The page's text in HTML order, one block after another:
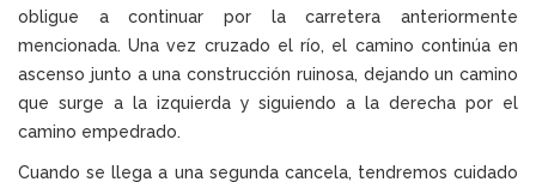
obligue a continuar por la carretera anteriormente
mencionada. Una vez cruzado el río, el camino continúa en
ascenso junto a una construcción ruinosa, dejando un camino
que surge a la izquierda y siguiendo a la derecha por el
camino empedrado.
Cuando se llega a una segunda cancela, tendremos cuidado